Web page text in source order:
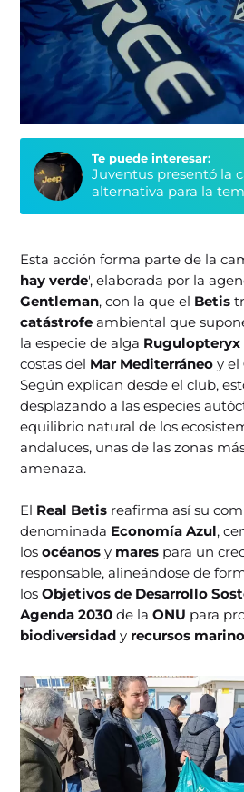
Te puede interesar:
Juventus presentó la
alternativa para la
Esta acción forma parte de la
hay verde', elaborada por la
Gentleman, con la que el Betis
catástrofeambiental que
la especie de alga
costas del Mar Mediterráneoy el
Según explican desde el club,
desplazando a las especies
equilibrio natural de los
andaluces, unas de las zonas
amenaza.
El Real Betis reafirma así su
denominada Economía Azul,
losocéanosy mares para un
responsable, alineándose de
losObjetivos de Desarrollo
Agenda 2030 de laONU para
biodiversidady recursos